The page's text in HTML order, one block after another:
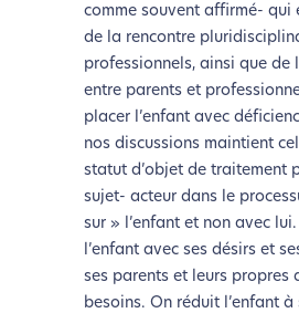
comme souvent affirmé- qui
de la rencontre
professionnels, ainsi que de
entre parents et
placer l’enfant avec
nos discussions maintient
statut d’objet de traitement
sujet- acteur dans le
sur » l’enfant et non avec
l’enfant avec ses désirs et
ses parents et leurs propres
besoins. On réduit l’enfant